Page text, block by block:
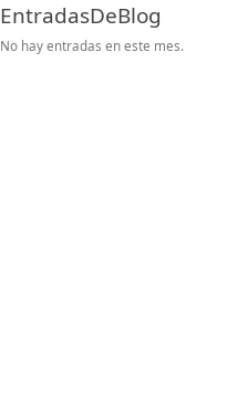
EntradasDeBlog
No hay entradas en este mes.